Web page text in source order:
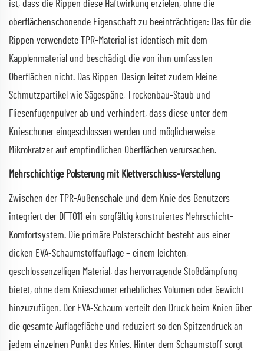
ist, dass die Rippen diese Haftwirkung erzielen, ohne die
oberflächenschonende Eigenschaft zu beeinträchtigen: Das für die
Rippen verwendete TPR-Material ist identisch mit dem
Kapplenmaterial und beschädigt die von ihm umfassten
Oberflächen nicht. Das Rippen-Design leitet zudem kleine
Schmutzpartikel wie Sägespäne, Trockenbau-Staub und
Fliesenfugenpulver ab und verhindert, dass diese unter dem
Knieschoner eingeschlossen werden und möglicherweise
Mikrokratzer auf empfindlichen Oberflächen verursachen.
Mehrschichtige Polsterung mit Klettverschluss-Verstellung
Zwischen der TPR-Außenschale und dem Knie des Benutzers
integriert der DFT011 ein sorgfältig konstruiertes Mehrschicht-
Komfortsystem. Die primäre Polsterschicht besteht aus einer
dicken EVA-Schaumstoffauflage – einem leichten,
geschlossenzelligen Material, das hervorragende Stoßdämpfung
bietet, ohne dem Knieschoner erhebliches Volumen oder Gewicht
hinzuzufügen. Der EVA-Schaum verteilt den Druck beim Knien über
die gesamte Auflagefläche und reduziert so den Spitzendruck an
jedem einzelnen Punkt des Knies. Hinter dem Schaumstoff sorgt